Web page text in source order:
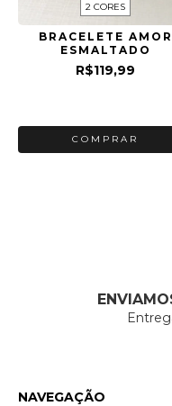
2 CORES
BRACELETE AMOR
ESMALTADO
R$119,99
COMPRAR
NAVEGAÇÃO